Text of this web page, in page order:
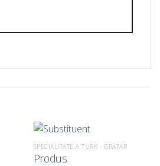
SPECIALITATE A TURK - GRĂTAR
Produs